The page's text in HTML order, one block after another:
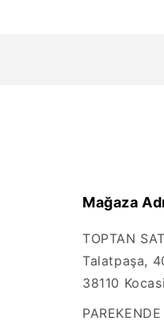
Mağaza
TOPTAN
Talatpaşa,
38110